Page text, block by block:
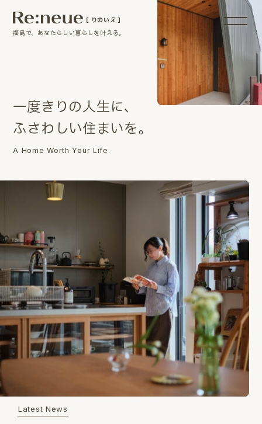
［ りのいえ ］
福島で、あなたらしい暮らしを叶える。
一度き りの人生に、
ふさわ しい住まいを。
A Home Worth Your Life.
Latest News